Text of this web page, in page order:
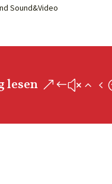
Sound&Video
lesen